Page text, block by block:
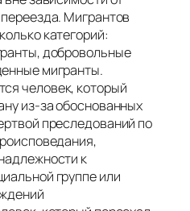
Мигрантов
категорий:
добровольные
мигранты.
человек, который
из-за обоснованных
преследований по
к
группе или